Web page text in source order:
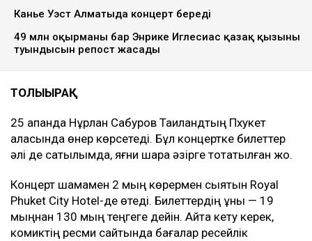
Канье Уэст Алматыда концерт береді
49 млн оқырманы бар Энрике Иглесиас қазақ қызының
туындысын репост жасады
ТОЛЫҒЫРАҚ
25 ақпанда Нұрлан Сабуров Таиландтың Пхукет
қаласында өнер көрсетеді. Бұл концертке билеттер
әлі де сатылымда, яғни шара әзірге тоқтатылған жоқ.
Концерт шамамен 2 мың көрермен сыятын Royal
Phuket City Hotel-де өтеді. Билеттердің құны — 19
мыңнан 130 мың теңгеге дейін. Айта кету керек,
комиктің ресми сайтында бағалар ресейлік